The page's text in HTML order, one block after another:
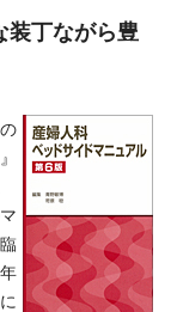
装丁ながら豊